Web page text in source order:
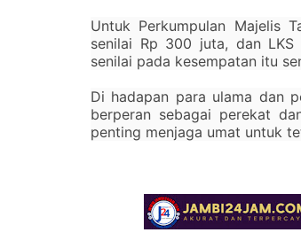
Untuk Perkumpulan Majelis
senilai Rp 300 juta, dan
senilai pada kesempatan itu
Di hadapan para ulama dan
berperan sebagai perekat
penting menjaga umat untuk